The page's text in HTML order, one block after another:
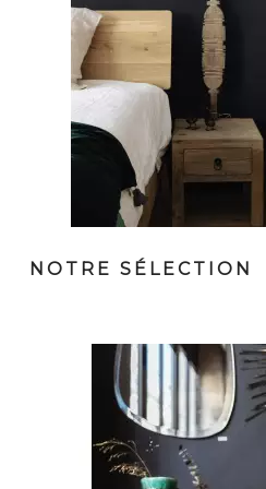
NOTRE SÉLECTION